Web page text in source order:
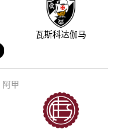
瓦斯科达伽马
阿甲